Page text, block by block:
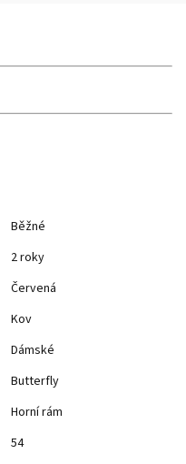
Běžné
2 roky
Červená
Kov
Dámské
Butterfly
Horní rám
54